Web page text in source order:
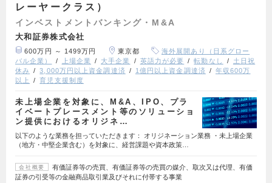
レーヤークラス）
インベストメントバンキング・M&A
大和証券株式会社
600万円 ～ 1499万円 東京都
海外展開あり（日系グロー
バル企業）
上場企業 大手企業 英語力が必要 転勤なし
土日祝
休み
3,000万円以上資金調達済 1億円以上資金調達済
年収600万
以上
育児支援制度
未上場企業を対象に、M&A、IPO、プラ
イベートプレースメント等のソリューショ
ン提供におけるオリジネ…
以下のような業務を担っていただきます： オリジネーション業務 ・未上場企業
（地方・中堅企業含む）を対象に、経営課題や資本政策…
会社概要
有価証券等の売買、有価証券等の売買の媒介、取次又は代理、有価
証券の引受等の金融商品取引業及びそれに付帯する事業